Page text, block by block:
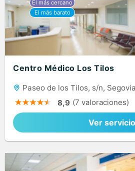
Centro Médico Los Tilos
Paseo de los Tilos, s/n,
8,9 (7 valoraciones)
Ver servicio